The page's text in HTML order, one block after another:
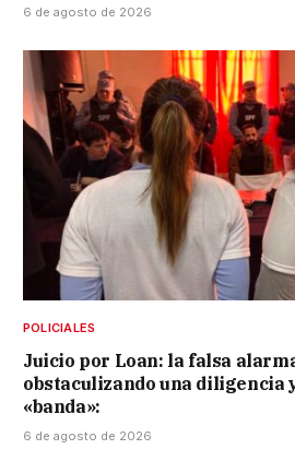
6 de agosto de 2026
POLICIALES
Juicio por Loan: la falsa
obstaculizando una diligencia
«banda»:
6 de agosto de 2026